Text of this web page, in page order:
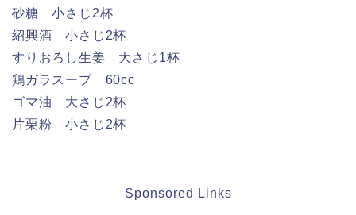
砂糖 小さじ2杯
紹興酒 小さじ2杯
すりおろし生姜 大さじ1杯
鶏ガラスープ 60cc
ゴマ油 大さじ2杯
片栗粉 小さじ2杯
Sponsored Links